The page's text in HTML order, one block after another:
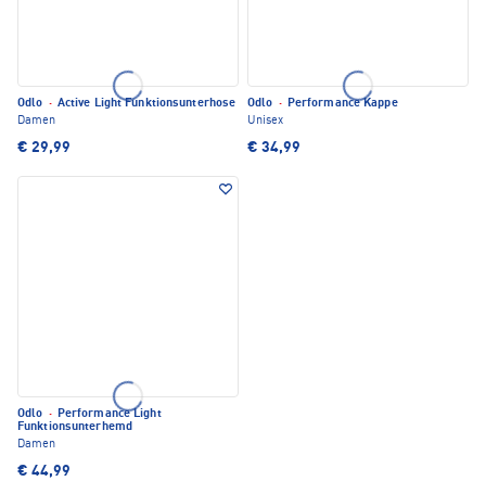
Odlo · Active Light Funktionsunterhose
Damen
€ 29,99
Odlo · Performance Kappe
Unisex
€ 34,99
Odlo · Performance Light
Funktionsunterhemd
Damen
€ 44,99